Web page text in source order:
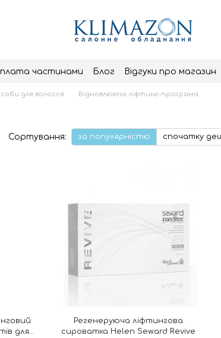
частинами Блог Відгуки про магазин
для волосся Відновлююча ліфтинг-програма
Сортування: за популярністю спочатку
для
Регенеруюча ліфтингова
сироватка Helen Seward Revive